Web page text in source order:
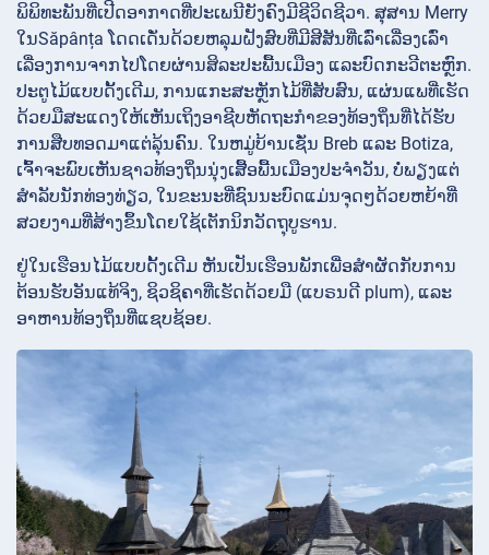
ພິພິທະພັນທີ່ເປີດອາກາດທີ່ປະເພນີຍັງຄົງມີຊີວິດຊີວາ. ສຸສານ Merry
ໃນSăpânța ໂດດເດັ່ນດ້ວຍຫລຸມຝັງສົບທີ່ມີສີສັນທີ່ເລົ່າເລື່ອງເລົ່າ
ເລື່ອງການຈາກໄປໂດຍຜ່ານສິລະປະພື້ນເມືອງ ແລະບົດກະວີຕະຫຼົກ.
ປະຕູ​ໄມ້​ແບບ​ດັ້ງ​ເດີມ, ການ​ແກະ​ສະຫຼັກ​ໄມ້​ທີ່​ສັບສົນ, ​ແຜ່ນ​ແພ​ທີ່​ເຮັດ​
ດ້ວຍ​ມື​ສະ​ແດງ​ໃຫ້​ເຫັນ​ເຖິງ​ອາຊີບ​ຫັດຖະກຳ​ຂອງ​ທ້ອງ​ຖິ່ນ​ທີ່​ໄດ້​ຮັບ​
ການ​ສືບ​ທອດ​ມາ​ແຕ່​ລຸ້ນຄົນ. ໃນຫມູ່ບ້ານເຊັ່ນ Breb ແລະ Botiza,
ເຈົ້າຈະພົບເຫັນຊາວທ້ອງຖິ່ນນຸ່ງເສື້ອພື້ນເມືອງປະຈໍາວັນ, ບໍ່ພຽງແຕ່
ສໍາລັບນັກທ່ອງທ່ຽວ, ໃນຂະນະທີ່ຊົນນະບົດແມ່ນຈຸດໆດ້ວຍຫຍ້າທີ່
ສວຍງາມທີ່ສ້າງຂຶ້ນໂດຍໃຊ້ເຕັກນິກວັດຖຸບູຮານ.
ຢູ່ໃນເຮືອນໄມ້ແບບດັ້ງເດີມ ຫັນເປັນເຮືອນພັກເພື່ອສໍາຜັດກັບການ
ຕ້ອນຮັບອັນແທ້ຈິງ, ຊິວຊິຄາທີ່ເຮັດດ້ວຍມື (ແບຣນດີ plum), ແລະ
ອາຫານທ້ອງຖິ່ນທີ່ແຊບຊ້ອຍ.